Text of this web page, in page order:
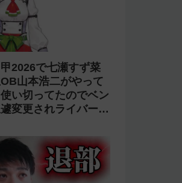
2026で七瀬すず菜
山本浩二がやって
い切ってたのでベン
変更されライバーの